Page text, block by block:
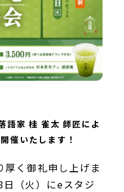
語家 桂 雀太 師匠によ
催いたします！
く御礼申し上げま
（火）にeスタジ